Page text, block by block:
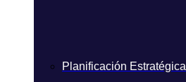
Planificación Estratégica